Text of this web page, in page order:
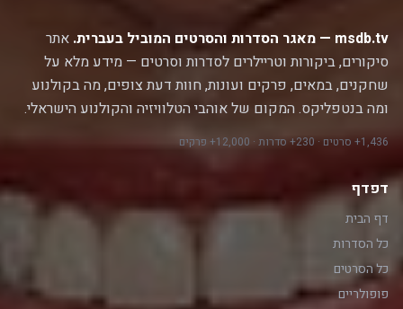
msdb.tv — מאגר הסדרות והסרטים המוביל בעברית.
אתר
סיקורים, ביקורות וטריילרים לסדרות וסרטים — מידע מלא על
שחקנים, במאים, פרקים ועונות, חוות דעת צופים, מה בקולנוע
ומה בנטפליקס. המקום של אוהבי הטלוויזיה והקולנוע הישראלי.
1,436+ סרטים · 230+ סדרות · 12,000+ פרקים
דפדף
דף הבית
כל הסדרות
כל הסרטים
פופולריים